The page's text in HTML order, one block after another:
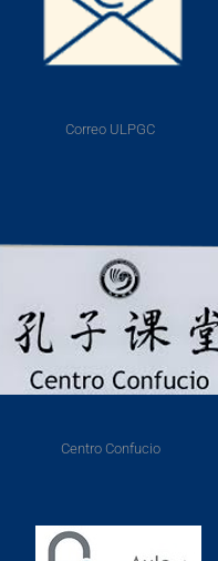
Correo ULPGC
Centro Confucio